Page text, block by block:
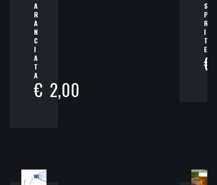
A
R
A
N
C
I
A
T
A
€ 2,00
S
P
R
I
T
E
€